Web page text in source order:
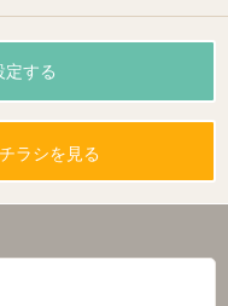
定する
ラシを見る